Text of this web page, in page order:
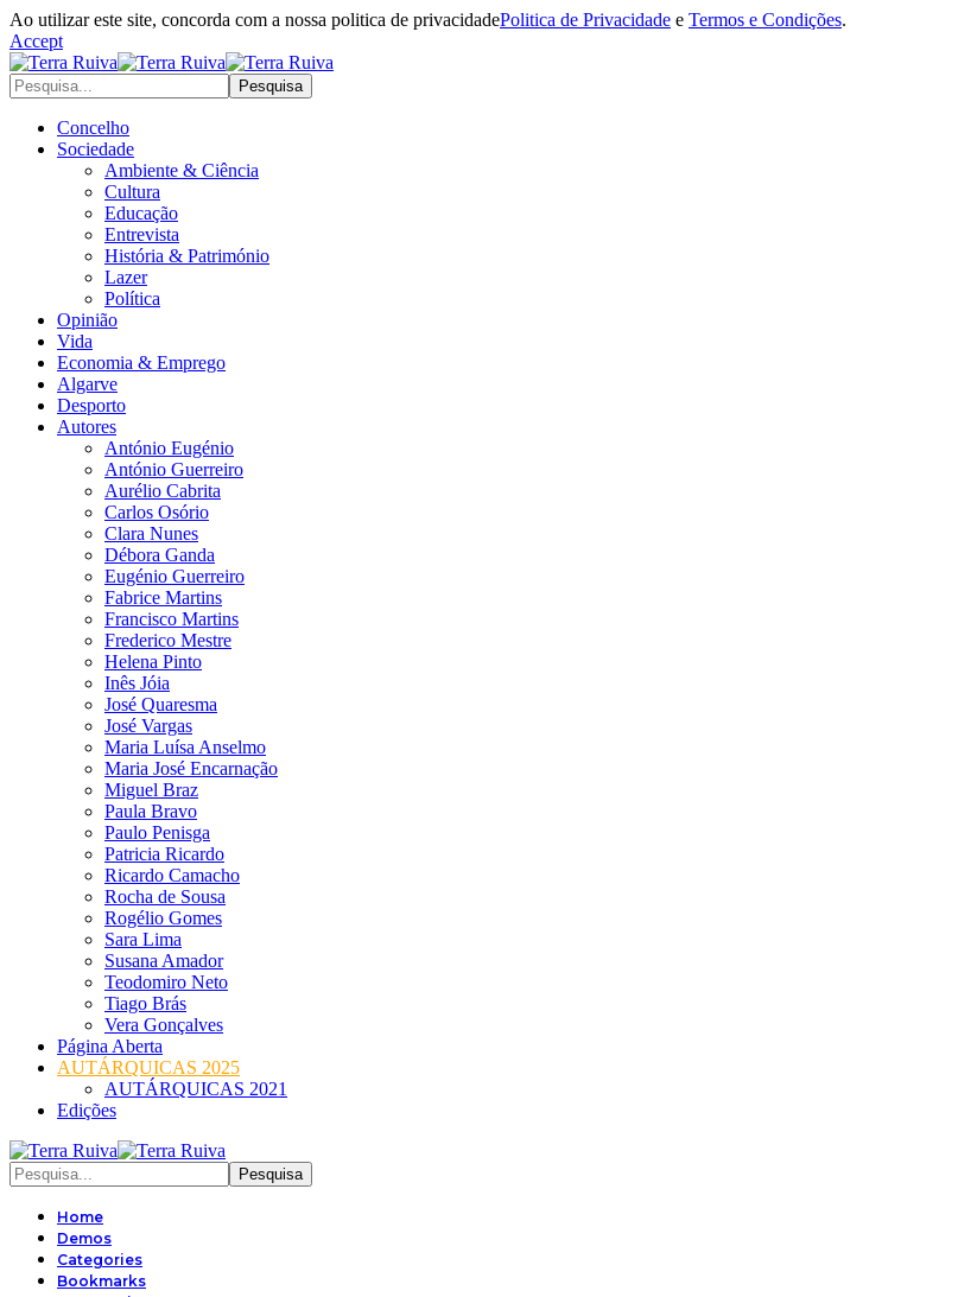
Ao utilizar este site, concorda com a nossa politica de privacidadePolitica de Privacidade e Termos e Condições.
Accept
Concelho
Sociedade
Ambiente & Ciência
Cultura
Educação
Entrevista
História & Património
Lazer
Política
Opinião
Vida
Economia & Emprego
Algarve
Desporto
Autores
António Eugénio
António Guerreiro
Aurélio Cabrita
Carlos Osório
Clara Nunes
Débora Ganda
Eugénio Guerreiro
Fabrice Martins
Francisco Martins
Frederico Mestre
Helena Pinto
Inês Jóia
José Quaresma
José Vargas
Maria Luísa Anselmo
Maria José Encarnação
Miguel Braz
Paula Bravo
Paulo Penisga
Patricia Ricardo
Ricardo Camacho
Rocha de Sousa
Rogélio Gomes
Sara Lima
Susana Amador
Teodomiro Neto
Tiago Brás
Vera Gonçalves
Página Aberta
AUTÁRQUICAS 2025
AUTÁRQUICAS 2021
Edições
Home
Demos
Categories
Bookmarks